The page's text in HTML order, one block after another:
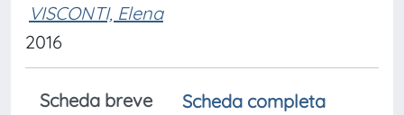
VISCONTI, Elena
2016
Scheda breve
Scheda completa